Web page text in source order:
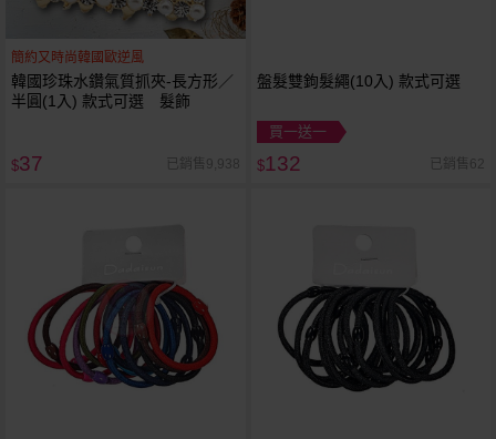
簡約又時尚韓國歐逆風
韓國珍珠水鑽氣質抓夾-長方形／
半圓(1入) 款式可選 髮飾
$37 已銷售9,938
盤髮雙鉤髮繩(10入) 款式可選
買一送一
$132 已銷售62